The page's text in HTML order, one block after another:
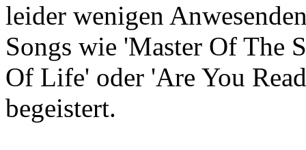
leider wenigen
Songs wie 'Master Of The
Of Life' oder 'Are You
begeistert.